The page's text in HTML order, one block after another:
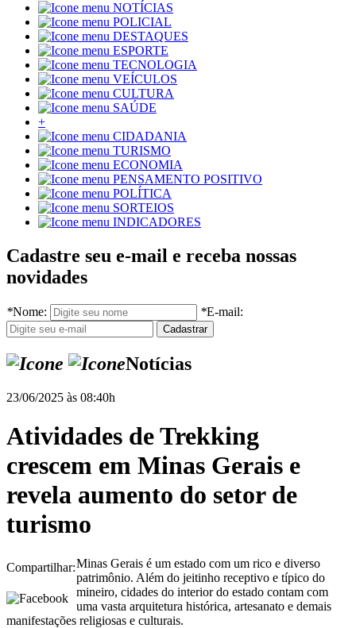
NOTÍCIAS
POLICIAL
DESTAQUES
ESPORTE
TECNOLOGIA
VEÍCULOS
CULTURA
SAÚDE
+
CIDADANIA
TURISMO
ECONOMIA
PENSAMENTO POSITIVO
POLÍTICA
SORTEIOS
INDICADORES
Cadastre seu e-mail e receba nossas
novidades
*Nome: *E-mail:
Notícias
23/06/2025 às 08:40h
Atividades de Trekking
crescem em Minas Gerais e
revela aumento do setor de
turismo
Compartilhar:Minas Gerais é um estado com um rico e diverso
patrimônio. Além do jeitinho receptivo e típico do
mineiro, cidades do interior do estado contam com
uma vasta arquitetura histórica, artesanato e demais
manifestações religiosas e culturais.